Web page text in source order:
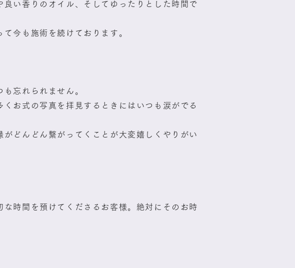
い香りのオイル、そしてゆったりとした時間で
今も施術を続けております。
忘れられません。
お式の写真を拝見するときにはいつも涙がでる
どんどん繋がってくことが大変嬉しくやりがい
時間を預けてくださるお客様。絶対にそのお時